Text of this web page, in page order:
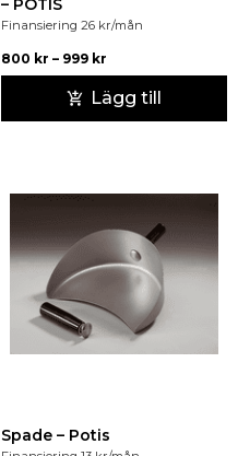
– POTIS
Finansiering 26 kr/mån
800 kr – 999 kr
Lägg till
Spade – Potis